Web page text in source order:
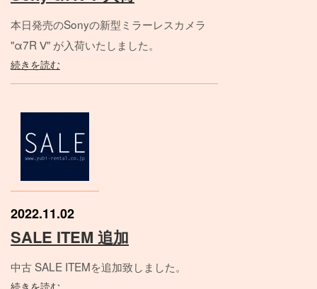
本日発売のSonyの新型ミラーレスカメラ
"α7R Ⅴ" が入荷いたしました。
続きを読む
2022.11.02
SALE ITEM 追加
中古 SALE ITEMを追加致しました。